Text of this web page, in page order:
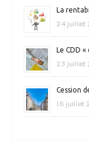
La
24 juillet
Le CDD «
23 juillet
Cession
16 juillet